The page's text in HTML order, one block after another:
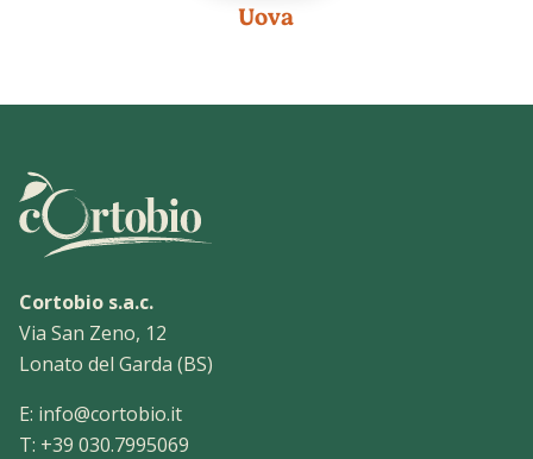
Uova
Cortobio s.a.c.
Via San Zeno, 12
Lonato del Garda (BS)
E: info@cortobio.it
T: +39 030.7995069